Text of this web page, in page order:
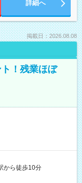
詳細へ
掲載日：2026.08.08
！残業ほぼ
から徒歩10分